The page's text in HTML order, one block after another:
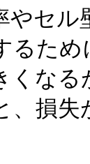
やセル
るた
くなる
、損